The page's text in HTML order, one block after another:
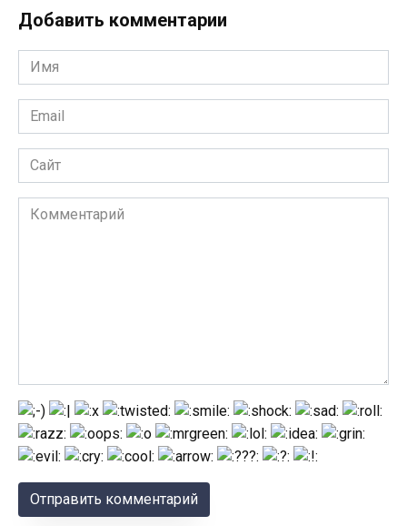
Добавить комментарии
Имя
*
Email
*
Сайт
Комментарий